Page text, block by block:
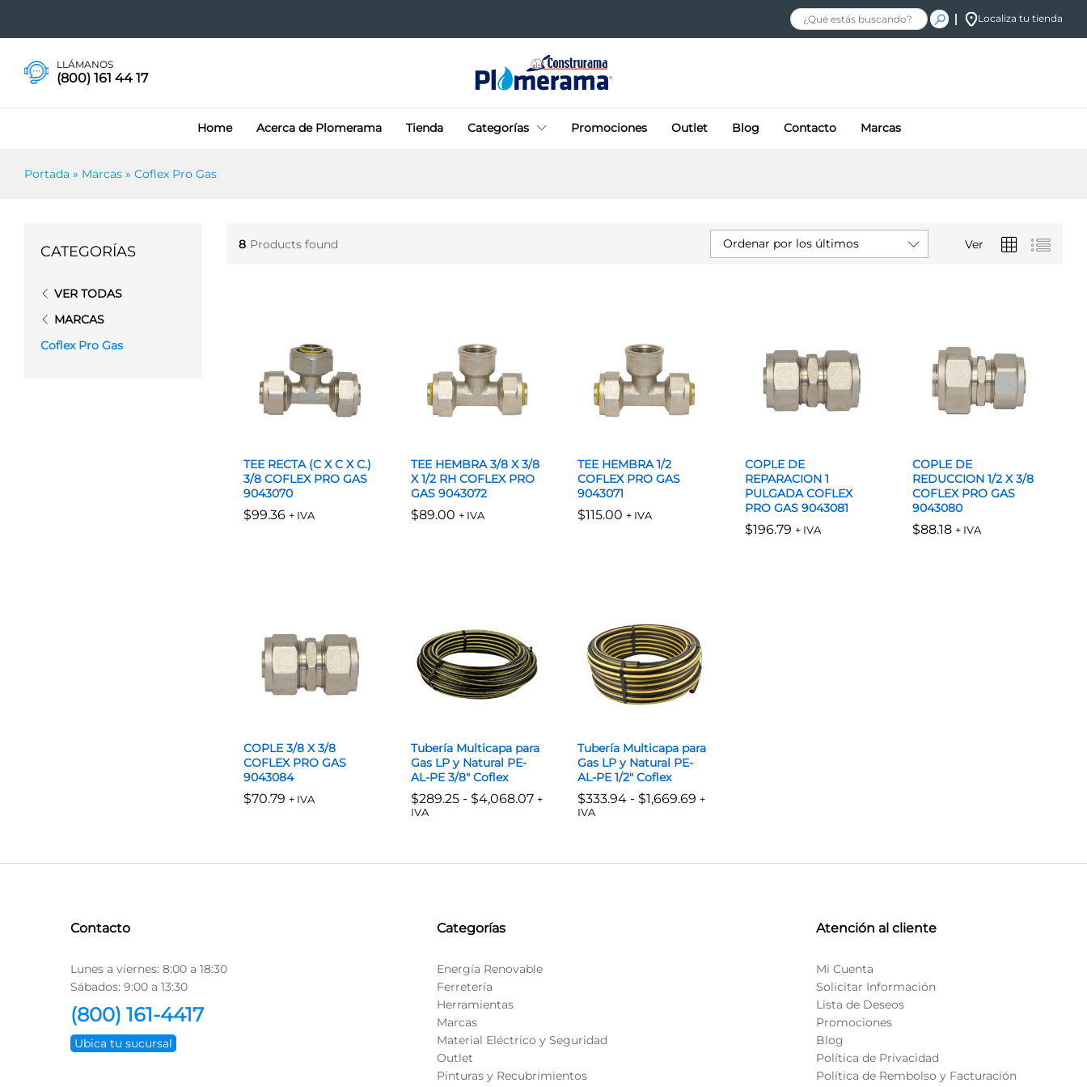
Localiza tu tienda
LLÁMANOS
(800) 161 44 17
Home Acerca de Plomerama Tienda Categorías Promociones Outlet Blog Contacto Marcas
Portada » Marcas » Coflex Pro Gas
8 Products found Ver
Ordenar por los últimos
TEE RECTA (C X C X C.)
3/8 COFLEX PRO GAS
9043070
$99.36 + IVA
$99.36
TEE HEMBRA 3/8 X 3/8
X 1/2 RH COFLEX PRO
GAS 9043072
$89.00 + IVA
$89.00
TEE HEMBRA 1/2
COFLEX PRO GAS
9043071
$115.00 + IVA
$115.00
COPLE DE
REPARACION 1
PULGADA COFLEX
PRO GAS 9043081
$196.79 + IVA
$196.79
COPLE DE
REDUCCION 1/2 X 3/8
COFLEX PRO GAS
9043080
$88.18 + IVA
$88.18
COPLE 3/8 X 3/8
COFLEX PRO GAS
9043084
$70.79 + IVA
$70.79
Tubería Multicapa para
Gas LP y Natural PE-
AL-PE 3/8″ Coflex
$289.25 - $4,068.07Rango
hasta
+
IVA
Tubería Multicapa para
Gas LP y Natural PE-
AL-PE 1/2″ Coflex
$333.94 - $1,669.69 Rango
hasta
+
IVA
CATEGORÍAS
VER TODAS
MARCAS
Coflex Pro Gas
Contacto
Lunes a viernes: 8:00 a 18:30
Sábados: 9:00 a 13:30
(800) 161-4417
Ubica tu sucursal
Categorías
Energía Renovable
Ferretería
Herramientas
Marcas
Material Eléctrico y Seguridad
Outlet
Pinturas y Recubrimientos
Atención al cliente
Mi Cuenta
Solicitar Información
Lista de Deseos
Promociones
Blog
Política de Privacidad
Política de Rembolso y Facturación